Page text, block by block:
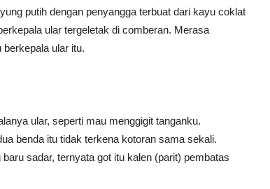
putih dengan penyangga terbuat dari kayu coklat
ular tergeletak di comberan. Merasa
ular itu.
ular, seperti mau menggigit tanganku.
benda itu tidak terkena kotoran sama sekali.
sadar, ternyata got itu kalen (parit) pembatas